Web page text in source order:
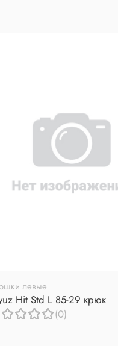
левые
Hit Std L 85-29 крюк
(0)